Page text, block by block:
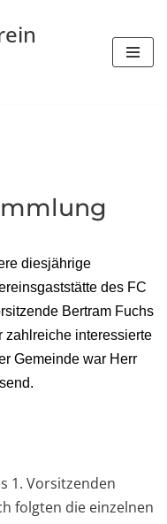
diesjährige
des FC
Bertram Fuchs
zahlreiche interessierte
Gemeinde war Herr
1. Vorsitzenden
folgten die einzelnen